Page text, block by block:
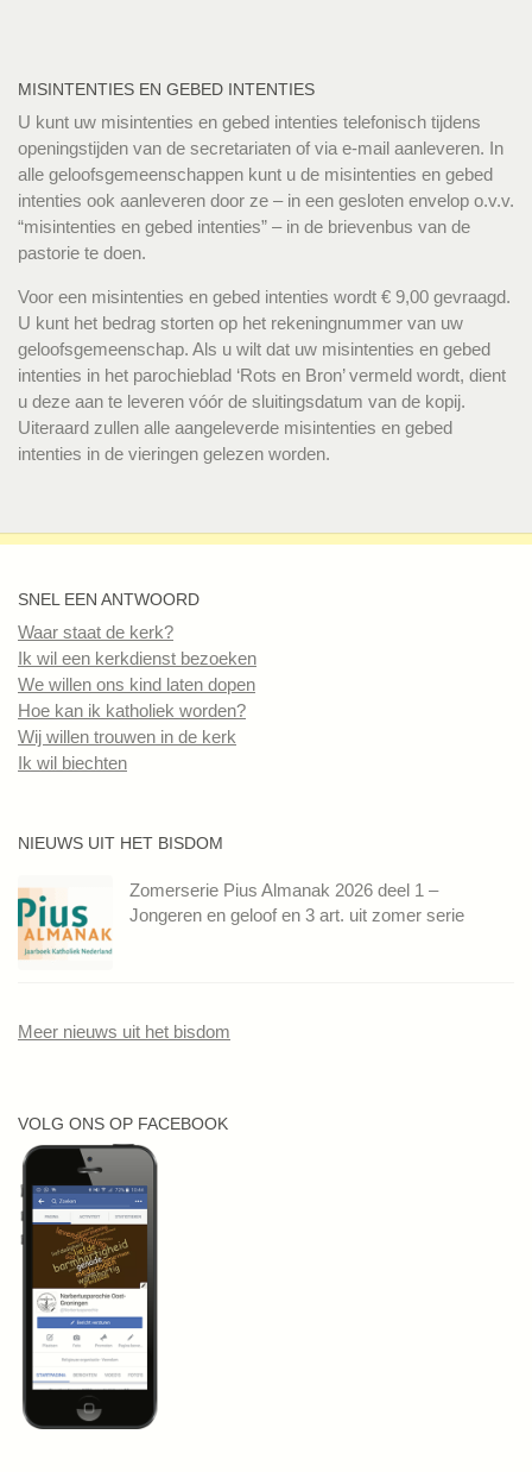
MISINTENTIES EN GEBED INTENTIES
U kunt uw misintenties en gebed intenties telefonisch tijdens
openingstijden van de secretariaten of via e-mail aanleveren. In
alle geloofsgemeenschappen kunt u de misintenties en gebed
intenties ook aanleveren door ze – in een gesloten envelop o.v.v.
“misintenties en gebed intenties” – in de brievenbus van de
pastorie te doen.
Voor een misintenties en gebed intenties wordt € 9,00 gevraagd.
U kunt het bedrag storten op het rekeningnummer van uw
geloofsgemeenschap. Als u wilt dat uw misintenties en gebed
intenties in het parochieblad ‘Rots en Bron’ vermeld wordt, dient
u deze aan te leveren vóór de sluitingsdatum van de kopij.
Uiteraard zullen alle aangeleverde misintenties en gebed
intenties in de vieringen gelezen worden.
SNEL EEN ANTWOORD
Waar staat de kerk?
Ik wil een kerkdienst bezoeken
We willen ons kind laten dopen
Hoe kan ik katholiek worden?
Wij willen trouwen in de kerk
Ik wil biechten
NIEUWS UIT HET BISDOM
Zomerserie Pius Almanak 2026 deel 1 –
Jongeren en geloof en 3 art. uit zomer serie
Meer nieuws uit het bisdom
VOLG ONS OP FACEBOOK